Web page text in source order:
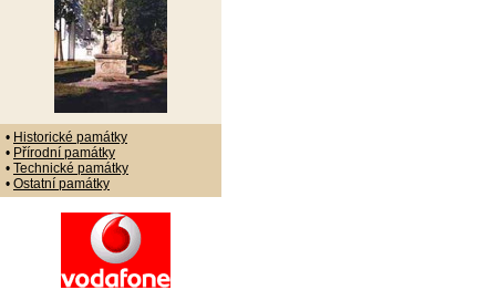
• Historické památky
• Přírodní památky
• Technické památky
• Ostatní památky